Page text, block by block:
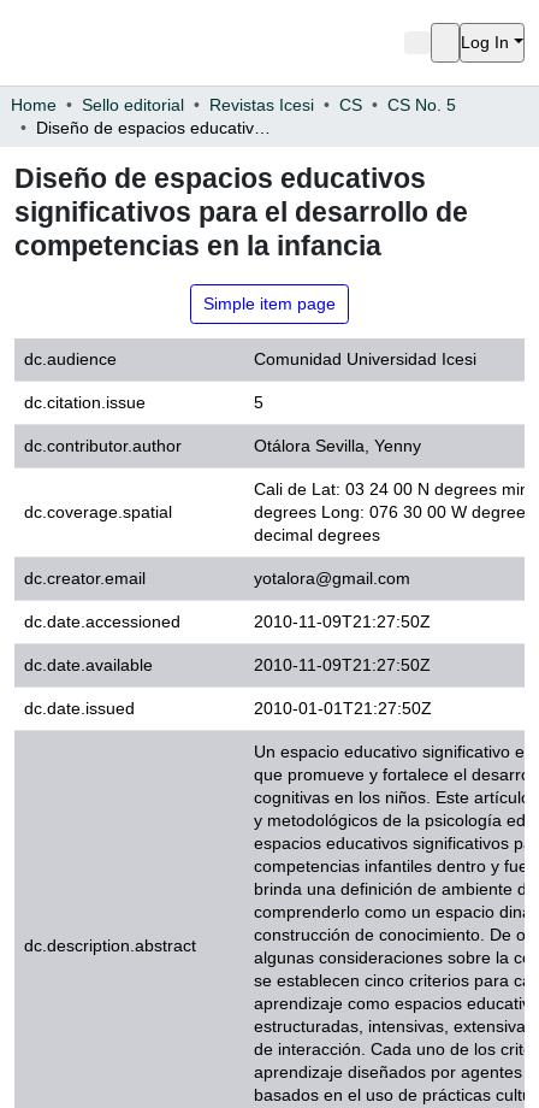
Log In
Home Sello editorial Revistas Icesi CS
CS No. 5
Diseño de espacios educativos significativos para el desarrollo de competencias en la infancia
Diseño de espacios educativos
significativos para el desarrollo de
competencias en la infancia
Simple item page
dc.audience
Comunidad Universidad Icesi
dc.citation.issue
dc.contributor.author
Otálora Sevilla, Yenny
Cali de Lat: 03 24 00 N degrees
Long: 076 30 00 W degrees
dc.creator.email
yotalora@gmail.com
dc.date.accessioned
2010-11-09T21:27:50Z
dc.date.available
2010-11-09T21:27:50Z
dc.date.issued
2010-01-01T21:27:50Z
Un espacio educativo
promueve y fortalece el
cognitivas en los niños. Este
metodológicos de la psicología
espacios educativos
infantiles dentro y fuera del aula.
ambiente de aprendizaje que
dinámico y complejo de
teniendo en cuenta algunas
desarrollo infantil, se
ambientes de aprendizaje
situaciones estructuradas,
formas de interacción. Cada
de aprendizaje diseñados por
en el uso de prácticas culturales
prácticas culturales resultaron
competencias de sus niños.